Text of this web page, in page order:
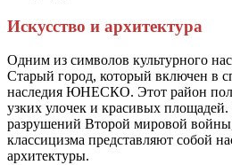
Искусство и архитектура
Одним из символов культурного
Старый город, который включен в
наследия ЮНЕСКО. Этот район
узких улочек и красивых
разрушений Второй мировой
классицизма представляют собой
архитектуры.